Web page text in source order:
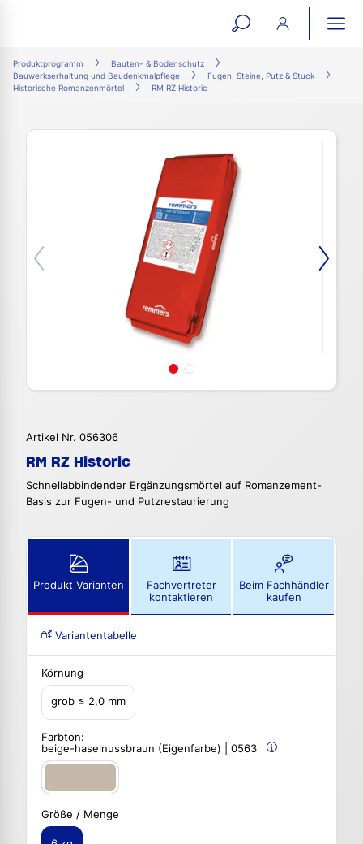
open
form
Produktprogramm
Bauten- & Bodenschutz
Bauwerkserhaltung und Baudenkmalpflege
Fugen, Steine, Putz & Stuck
Historische Romanzenmörtel
RM RZ Historic
Artikel Nr. 056306
RM RZ Historic
Schnellabbindender Ergänzungsmörtel auf Romanzement-
Basis zur Fugen- und Putzrestaurierung
Produkt Varianten
Fachvertreter
kontaktieren
Beim Fachhändler
kaufen
Variantentabelle
Körnung
grob ≤ 2,0 mm
Farbton:
beige-haselnussbraun (Eigenfarbe) | 0563
Größe / Menge